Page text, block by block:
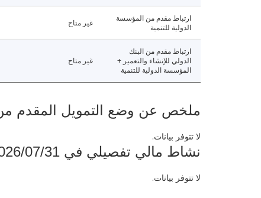
ارتباط مقدم من المؤسسة
الدولية للتنمية
غير متاح
ارتباط مقدم من البنك
الدولي للإنشاء والتعمير +
المؤسسة الدولية للتنمية
غير متاح
ملخص عن وضع التمويل المقدم من البنك
لا تتوفر بيانات.
نشاط مالي تفصيلي في 2026/07/31
لا تتوفر بيانات.